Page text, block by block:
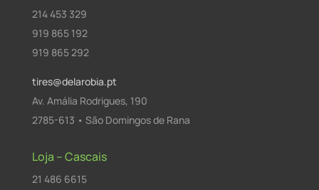
214 453 329
919 865 192
919 865 292
tires@delarobia.pt
Av. Amália Rodrigues, 190
2785-613 • São Domingos de Rana
Loja – Cascais
21 486 6615